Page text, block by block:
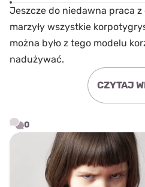
Jeszcze do niedawna praca z
marzyły wszystkie
można było z tego modelu
nadużywać.
CZYTAJ
0